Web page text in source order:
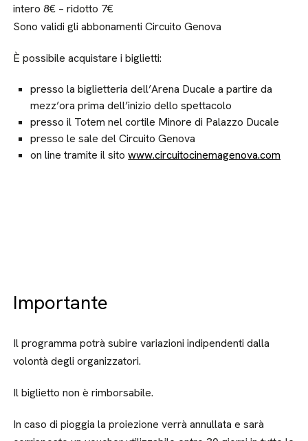
intero 8€ – ridotto 7€
Sono validi gli abbonamenti Circuito Genova
È possibile acquistare i biglietti:
presso la biglietteria dell’Arena Ducale a partire da
mezz’ora prima dell’inizio dello spettacolo
presso il Totem nel cortile Minore di Palazzo Ducale
presso le sale del Circuito Genova
on line tramite il sitowww.circuitocinemagenova.com
Importante
Il programma potrà subire variazioni indipendenti dalla
volontà degli organizzatori.
Il biglietto non è rimborsabile.
In caso di pioggia la proiezione verrà annullata e sarà